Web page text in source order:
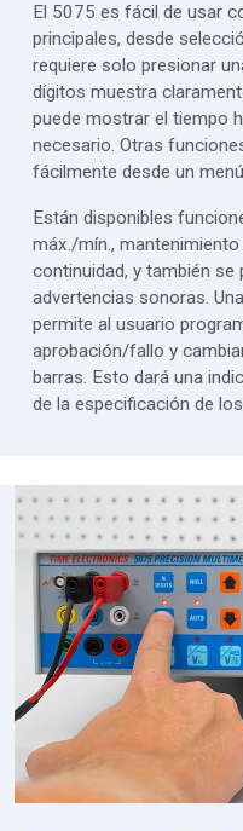
El 5075 es fácil de usar
principales, desde
requiere solo presionar
dígitos muestra
puede mostrar el tiempo
necesario. Otras
fácilmente desde un
Están disponibles
máx./mín.,
continuidad, y también se
advertencias sonoras.
permite al usuario
aprobación/fallo y
barras. Esto dará una
de la especificación de